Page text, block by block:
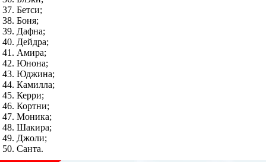
Бетси;
Боня;
Дафна;
Дейдра;
Амира;
Юнона;
Юджина;
Камилла;
Керри;
Кортни;
Моника;
Шакира;
Джоли;
Санта.